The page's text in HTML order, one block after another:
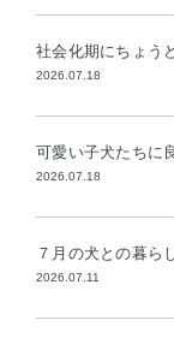
社会化期にちょう
2026.07.18
可愛い子犬たちに
2026.07.18
７月の犬との暮ら
2026.07.11